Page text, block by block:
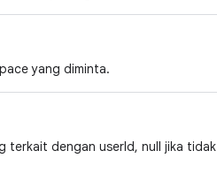
yang diminta.
terkait dengan userId, null jika tidak